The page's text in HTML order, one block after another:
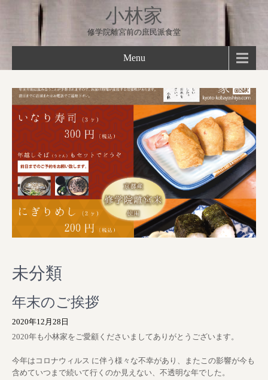
小林家
修学院離宮前の庶民派食堂
Menu
未分類
年末のご挨拶
2020年12月28日
2020年も小林家をご愛顧くださいましてありがとうございます。
今年はコロナウィルス に伴う様々な不幸があり、またこの影響が今も
含めていつまで続いて行くのか見えない、不透明な年でした。